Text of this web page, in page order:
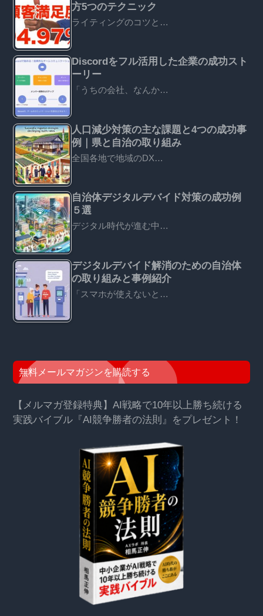
方5つのテクニック
ライティングのコツと…
Discordをフル活用した企業の成功スト
ーリー
「うちの会社、なんか…
人口減少対策の主な課題と4つの成功事
例｜県と自治の取り組み
全国各地で地域のDX…
自治体デジタルデバイド対策の成功例
５選
デジタル時代が進む中…
デジタルデバイド解消のための自治体
の取り組みと事例紹介
「スマホが使えないと…
無料メールマガジンを購読する
【メルマガ登録特典】AI戦略で10年以上勝ち続ける
実践バイブル『AI競争勝者の法則』をプレゼント！